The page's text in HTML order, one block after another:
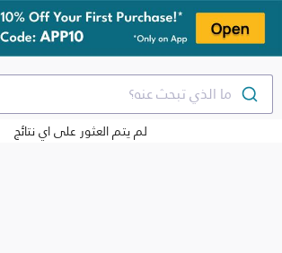
ما الذي تبحث عنه؟
لم يتم العثور على اي نتائج